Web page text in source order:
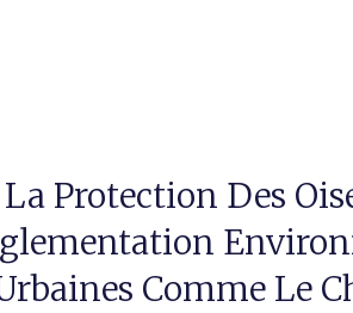
Protection Des
Comme Le